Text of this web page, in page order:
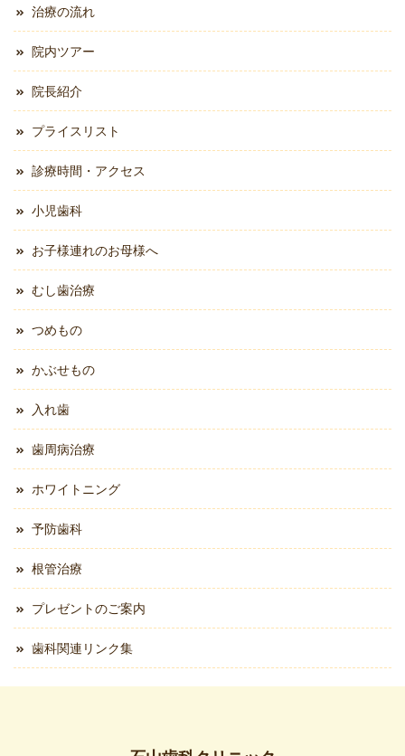
治療の流れ
院内ツアー
院長紹介
プライスリスト
診療時間・アクセス
小児歯科
お子様連れのお母様へ
むし歯治療
つめもの
かぶせもの
入れ歯
歯周病治療
ホワイトニング
予防歯科
根管治療
プレゼントのご案内
歯科関連リンク集